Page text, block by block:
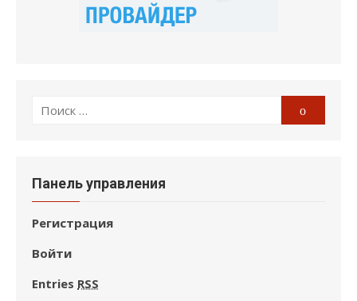
Поиск
Поиск
Панель управления
Регистрация
Войти
Entries RSS